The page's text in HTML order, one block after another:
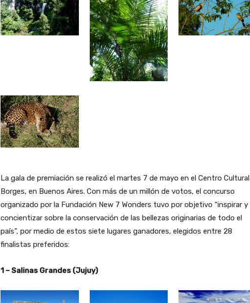
La gala de premiación se realizó el martes 7 de mayo en el Centro Cultural
Borges, en Buenos Aires. Con más de un millón de votos, el concurso
organizado por la Fundación New 7 Wonders tuvo por objetivo “inspirar y
concientizar sobre la conservación de las bellezas originarias de todo el
país”, por medio de estos siete lugares ganadores, elegidos entre 28
finalistas preferidos:
1 – Salinas Grandes (Jujuy)